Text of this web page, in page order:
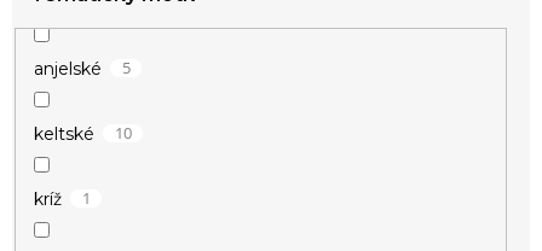
anjelské 5
keltské 10
kríž 1